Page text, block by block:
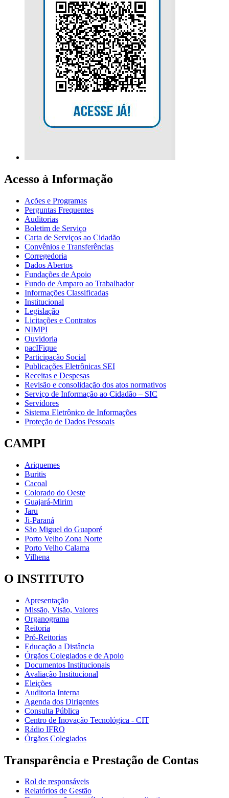
Acesso à Informação
Ações e Programas
Perguntas Frequentes
Auditorias
Boletim de Serviço
Carta de Serviços ao Cidadão
Convênios e Transferências
Corregedoria
Dados Abertos
Fundações de Apoio
Fundo de Amparo ao Trabalhador
Informações Classificadas
Institucional
Legislação
Licitações e Contratos
NIMPI
Ouvidoria
pacIFique
Participação Social
Publicações Eletrônicas SEI
Receitas e Despesas
Revisão e consolidação dos atos normativos
Serviço de Informação ao Cidadão – SIC
Servidores
Sistema Eletrônico de Informações
Proteção de Dados Pessoais
CAMPI
Ariquemes
Buritis
Cacoal
Colorado do Oeste
Guajará-Mirim
Jaru
Ji-Paraná
São Miguel do Guaporé
Porto Velho Zona Norte
Porto Velho Calama
Vilhena
O INSTITUTO
Apresentação
Missão, Visão, Valores
Organograma
Reitoria
Pró-Reitorias
Educação a Distância
Órgãos Colegiados e de Apoio
Documentos Institucionais
Avaliação Institucional
Eleições
Auditoria Interna
Agenda dos Dirigentes
Consulta Pública
Centro de Inovação Tecnológica - CIT
Rádio IFRO
Órgãos Colegiados
Transparência e Prestação de Contas
Rol de responsáveis
Relatórios de Gestão